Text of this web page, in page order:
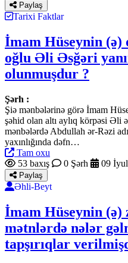
Paylaş
Tarixi Faktlar
İmam Hüseynin (ə)
oğlu Əli Əsğəri
olunmuşdur ?
Şərh :
Şiə mənbələrinə görə İmam
şəhid olan altı aylıq körpəsi Əli
mənbələrdə Abdullah ər-Rəzi
yaxınlığında dəfn…
Tam oxu
53 baxış
0 Şərh 09
Paylaş
Əhli-Beyt
İmam Hüseynin
mətnlərdə nələr
tapşırıqlar